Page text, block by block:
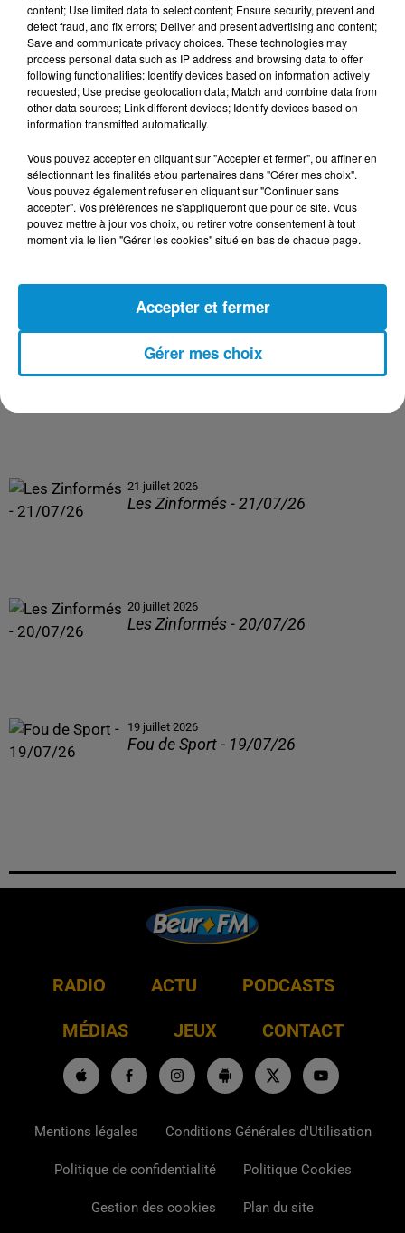
DERNIERS PODCASTS
24 juillet 2026
23 juillet 2026
21 juillet 2026
Les Zinformés - 21/07/26
20 juillet 2026
Les Zinformés - 20/07/26
19 juillet 2026
Fou de Sport - 19/07/26
RADIO ACTU PODCASTS
MÉDIAS JEUX CONTACT
Mentions légales Conditions Générales d'Utilisation
Politique de confidentialité Politique Cookies
Gestion des cookies Plan du site
content; Use limited data to select content; Ensure security, prevent and
detect fraud, and fix errors; Deliver and present advertising and content;
Save and communicate privacy choices. These technologies may
process personal data such as IP address and browsing data to offer
following functionalities: Identify devices based on information actively
requested; Use precise geolocation data; Match and combine data from
other data sources; Link different devices; Identify devices based on
information transmitted automatically.
Vous pouvez accepter en cliquant sur "Accepter et fermer", ou affiner en
sélectionnant les finalités et/ou partenaires dans "Gérer mes choix".
Vous pouvez également refuser en cliquant sur "Continuer sans
accepter". Vos préférences ne s'appliqueront que pour ce site. Vous
pouvez mettre à jour vos choix, ou retirer votre consentement à tout
moment via le lien "Gérer les cookies" situé en bas de chaque page.
Gérer mes choix
Accepter et fermer